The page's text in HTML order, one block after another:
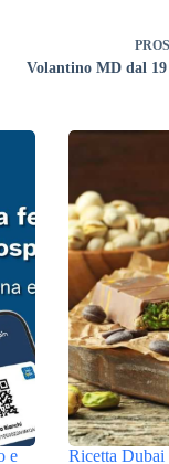
Volantino MD dal
e
Ricetta Dubai